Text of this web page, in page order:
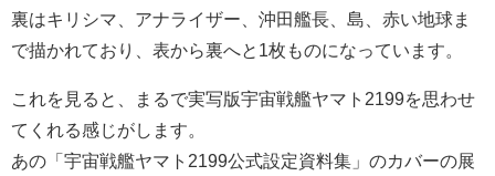
裏はキリシマ、アナライザー、沖田艦長、島、赤い地球ま
で描かれており、表から裏へと1枚ものになっています。
これを見ると、まるで実写版宇宙戦艦ヤマト2199を思わせ
てくれる感じがします。
あの「宇宙戦艦ヤマト2199公式設定資料集」のカバーの展